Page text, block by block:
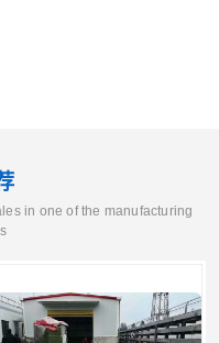
in one of the manufacturing